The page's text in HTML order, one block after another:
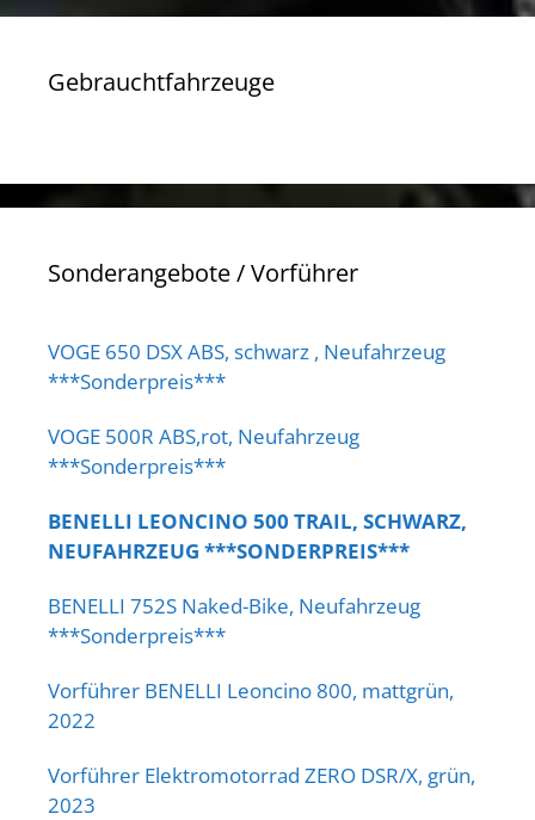
Gebrauchtfahrzeuge
Sonderangebote / Vorführer
VOGE 650 DSX ABS, schwarz , Neufahrzeug
***Sonderpreis***
VOGE 500R ABS,rot, Neufahrzeug
***Sonderpreis***
BENELLI LEONCINO 500 TRAIL, SCHWARZ,
NEUFAHRZEUG ***SONDERPREIS***
BENELLI 752S Naked-Bike, Neufahrzeug
***Sonderpreis***
Vorführer BENELLI Leoncino 800, mattgrün,
2022
Vorführer Elektromotorrad ZERO DSR/X, grün,
2023